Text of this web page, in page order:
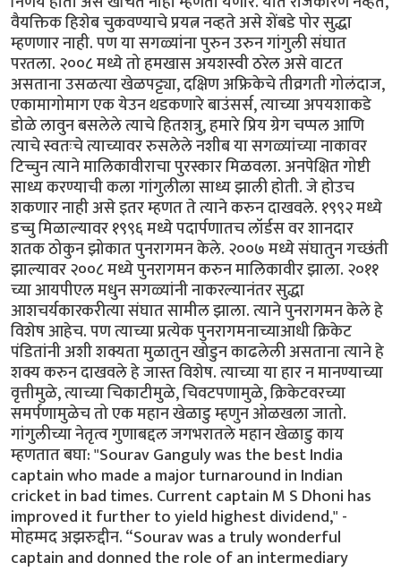
वैयक्तिक हिशेब चुकवण्याचे प्रयत्न नव्हते असे शेंबडे पोर सुद्धा
म्हणणार नाही. पण या सगळ्यांना पुरुन उरुन गांगुली संघात
परतला. २००८ मध्ये तो हमखास अयशस्वी ठरेल असे वाटत
असताना उसळत्या खेळपट्ट्या, दक्षिण अफ्रिकेचे तीव्रगती गोलंदाज,
एकामागोमाग एक येउन थडकणारे बाउंसर्स, त्याच्या अपयशाकडे
डोळे लावुन बसलेले त्याचे हितशत्रु, हमारे प्रिय ग्रेग चप्पल आणि
त्याचे स्वतःचे त्याच्यावर रुसलेले नशीब या सगळ्यांच्या नाकावर
टिच्चुन त्याने मालिकावीराचा पुरस्कार मिळवला. अनपेक्षित गोष्टी
साध्य करण्याची कला गांगुलीला साध्य झाली होती. जे होउच
शकणार नाही असे इतर म्हणत ते त्याने करुन दाखवले. १९९२ मध्ये
डच्चु मिळाल्यावर १९९६ मध्ये पदार्पणातच लॉर्डस वर शानदार
शतक ठोकुन झोकात पुनरागमन केले. २००७ मध्ये संघातुन गच्छंती
झाल्यावर २००८ मध्ये पुनरागमन करुन मालिकावीर झाला. २०११
च्या आयपीएल मधुन सगळ्यांनी नाकरल्यानंतर सुद्धा
आशचर्यकारकरीत्या संघात सामील झाला. त्याने पुनरागमन केले हे
विशेष आहेच. पण त्याच्या प्रत्येक पुनरागमनाच्याआधी क्रिकेट
पंडितांनी अशी शक्यता मुळातुन खोडुन काढलेली असताना त्याने हे
शक्य करुन दाखवले हे जास्त विशेष. त्याच्या या हार न मानण्याच्या
वृत्तीमुळे, त्याच्या चिकाटीमुळे, चिवटपणामुळे, क्रिकेटवरच्या
समर्पणामुळेच तो एक महान खेळाडु म्हणुन ओळखला जातो.
गांगुलीच्या नेतृत्व गुणाबद्दल जगभरातले महान खेळाडु काय
म्हणतात बघा: "Sourav Ganguly was the best India
captain who made a major turnaround in Indian
cricket in bad times. Current captain M S Dhoni has
improved it further to yield highest dividend," -
मोहम्मद अझरुद्दीन. “Sourav was a truly wonderful
captain and donned the role of an intermediary